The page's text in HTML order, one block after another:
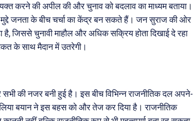
करने की अपील की और चुनाव को बदलाव का माध्यम बताया।
जनता के बीच चर्चा का केंद्र बन सकते हैं। जन सुराज की ओर
है, जिससे चुनावी माहौल और अधिक सक्रिय होता दिखाई दे रहा
के साथ मैदान में उतरेगी।
की नजर बनी हुई है। इस बीच विभिन्न राजनीतिक दल अपने-
बयान ने इस बहस को और तेज कर दिया है। राजनीतिक